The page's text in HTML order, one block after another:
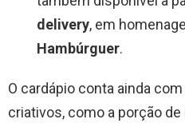
delivery, em
Hambúrguer.
O cardápio conta ainda
criativos, como a porção de